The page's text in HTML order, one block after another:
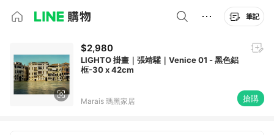
筆記
$2,980
LIGHTO 掛畫｜張靖驩｜Venice 01 - 黑色鋁
框-30 x 42cm
Marais 瑪黑家居 搶購